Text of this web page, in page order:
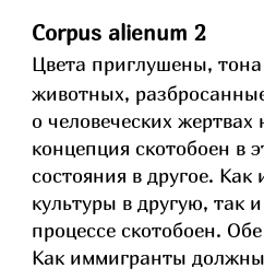
Corpus alienum 2
Цвета приглушены,
животных,
о человеческих
концепция скотобоен в
состояния в другое.
культуры в другую, так
процессе скотобоен.
Как иммигранты должны